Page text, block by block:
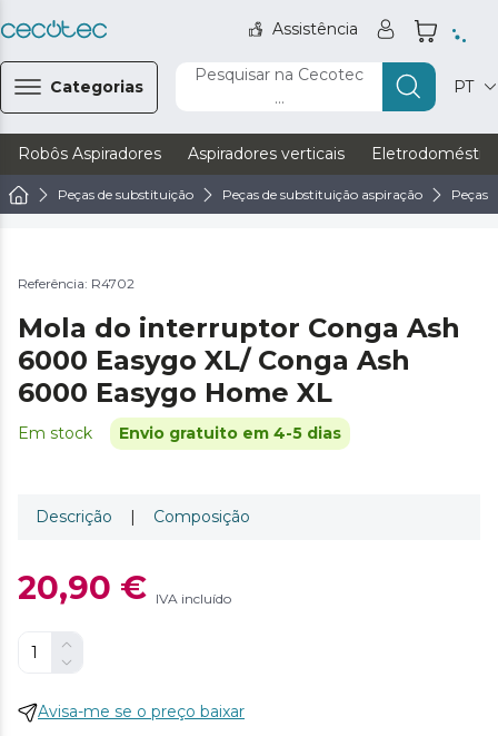
Assistência
Categorias
Pesquisar na Cecotec
...
PT
Robôs Aspiradores Aspiradores verticais
Peças de substituição Peças de substituição aspiração Peças
Referência: R4702
Mola do interruptor Conga Ash
6000 Easygo XL/ Conga Ash
6000 Easygo Home XL
Em stock Envio gratuito em 4-5 dias
Descrição | Composição
20,90 € IVA incluído
Avisa-me se o preço baixar